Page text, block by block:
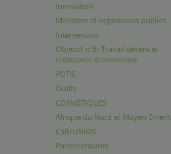
Innovation
Ministère et organismes publics
Intervention
Objectif n°8: Travail décent et
croissance économique
PDTIE
Outils
COSMÉTIQUES
Afrique du Nord et Moyen Orient
CSB/UNIKIS
Parlementaires